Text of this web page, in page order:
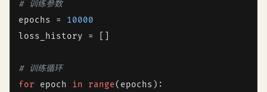
# 训练参数
epochs = 10000
loss_history = []
# 训练循环
for epoch in range(epochs):